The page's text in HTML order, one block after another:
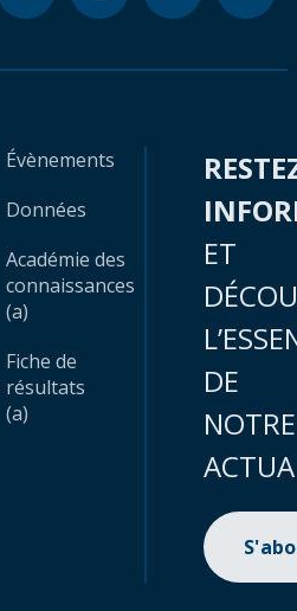
Évènements
Données
Académie des
connaissances
(a)
Fiche de
résultats
(a)
ET
DE
NOTRE